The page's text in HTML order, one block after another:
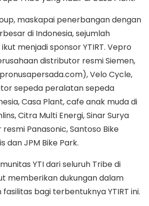
maskapai penerbangan dengan
di Indonesia, sejumlah
menjadi sponsor YTIRT. Vepro
distributor resmi Siemen,
Velo Cycle,
sepeda peralatan sepeda
Casa Plant, cafe anak muda di
Citra Multi Energi, Sinar Surya
Panasonic, Santoso Bike
dan JPM Bike Park.
YTI dari seluruh Tribe di
memberikan dukungan dalam
bagi terbentuknya YTIRT ini.